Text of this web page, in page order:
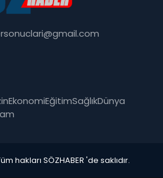
EkonomiEğitimSağlıkDünya
hakları SÖZHABER 'de saklıdır.